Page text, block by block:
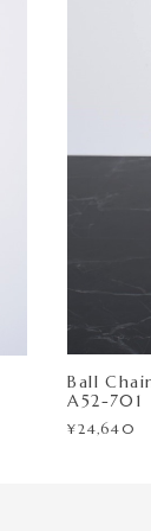
Ball
A52-701
¥24,640